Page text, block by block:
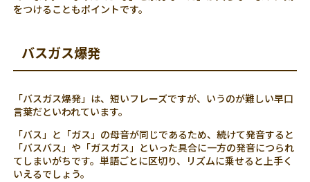
をつけることもポイントです。
バスガス爆発
「バスガス爆発」は、短いフレーズですが、いうのが難しい早口
言葉だといわれています。
「バス」と「ガス」の母音が同じであるため、続けて発音すると
「バスバス」や「ガスガス」といった具合に一方の発音につられ
てしまいがちです。単語ごとに区切り、リズムに乗せると上手く
いえるでしょう。